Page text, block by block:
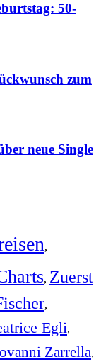
50-
zum
neue Single
,
, Zuerst
,
Egli,
Zarrella,